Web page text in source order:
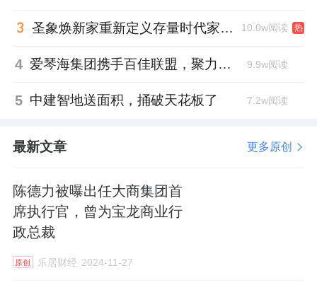
圣象焕新家重新定义存量时代家居升级逻辑，筑牢说换就换的底气！ 10.0w阅读 热
4 爱琴海集团携手百佳联盟，聚力共拓存量商业新赛道 9.9w阅读
5 中建智地送面积，捅破天花板了 7.2w阅读
最新文章 更多原创
陈德力被曝出任大商集团首
席执行官，曾为宝龙商业行
政总裁
原创 乐居财经 2024-11-27